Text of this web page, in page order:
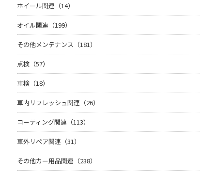
ホイール関連（14）
オイル関連（199）
その他メンテナンス（181）
点検（57）
車検（18）
車内リフレッシュ関連（26）
コーティング関連（113）
車外リペア関連（31）
その他カー用品関連（238）